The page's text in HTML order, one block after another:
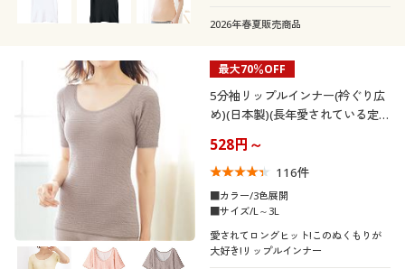
解除する
いデザインで、お洒落な着こなしにも役
2026年春夏販売商品
最大70％OFF
5分袖リップルインナー(衿ぐり広
め)(日本製)(長年愛されている定
528円～
116件
■カラー/3色展開
■サイズ/L～3L
愛されてロングヒット!このぬくもりが
大好き!リップルインナー